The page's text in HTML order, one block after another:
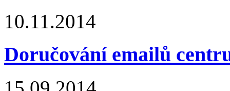
10.11.2014
Doručování emailů